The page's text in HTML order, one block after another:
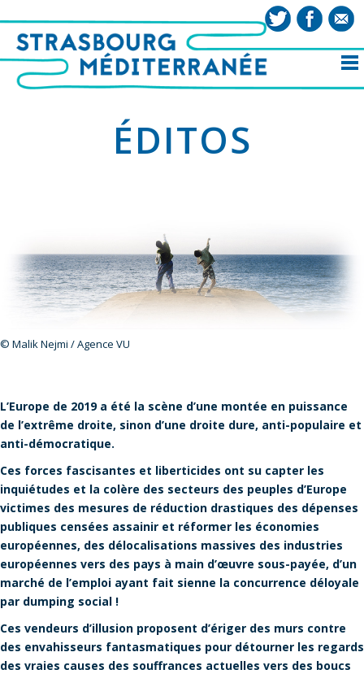
ÉDITOS
© Malik Nejmi / Agence VU
L’Europe de 2019 a été la scène d’une montée en puissance
de l’extrême droite, sinon d’une droite dure, anti-populaire et
anti-démocratique.
Ces forces fascisantes et liberticides ont su capter les
inquiétudes et la colère des secteurs des peuples d’Europe
victimes des mesures de réduction drastiques des dépenses
publiques censées assainir et réformer les économies
européennes, des délocalisations massives des industries
européennes vers des pays à main d’œuvre sous-payée, d’un
marché de l’emploi ayant fait sienne la concurrence déloyale
par dumping social !
Ces vendeurs d’illusion proposent d’ériger des murs contre
des envahisseurs fantasmatiques pour détourner les regards
des vraies causes des souffrances actuelles vers des boucs